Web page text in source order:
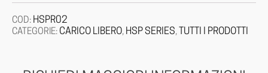
COD: HSPR02
CATEGORIE: CARICO LIBERO, HSP SERIES, TUTTI I PRODOTTI